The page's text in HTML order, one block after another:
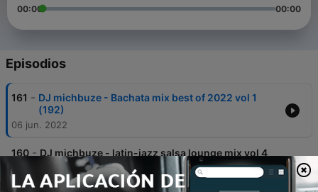
00:00 00:00
Episodios
161 - DJ michbuze - Bachata mix best of 2022 vol 1
(192)
06 jun. 2022
160 - DJ michbuze - latin-jazz salsa lounge mix vol 4
(256)
02 mayo 2022